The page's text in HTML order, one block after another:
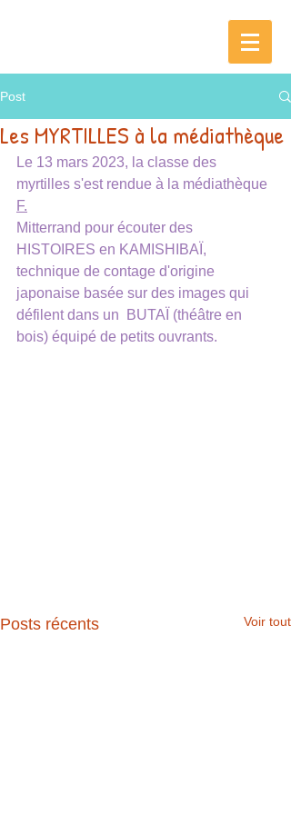
Post
Les MYRTILLES à la médiathèque
Le 13 mars 2023, la classe des
myrtilles s'est rendue à la médiathèque
F.
Mitterrand pour écouter des
HISTOIRES en KAMISHIBAÏ,
technique de contage d'origine
japonaise basée sur des images qui
défilent dans un  BUTAÏ (théâtre en
bois) équipé de petits ouvrants.
Posts récents Voir tout